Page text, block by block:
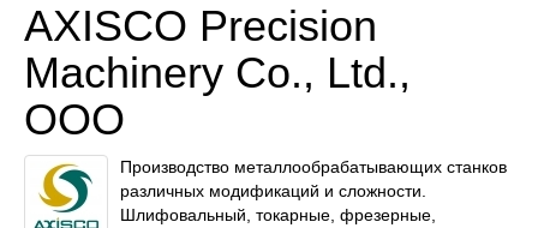
AXISCO Precision
Machinery Co., Ltd.,
OOO
Производство металлообрабатывающих станков
различных модификаций и сложности.
Шлифовальный, токарные, фрезерные,